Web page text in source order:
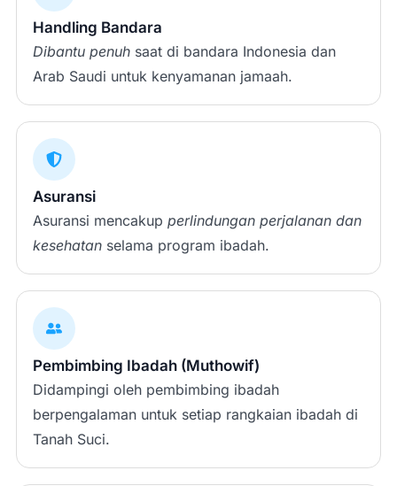
Handling Bandara
Dibantu penuh saat di bandara Indonesia dan
Arab Saudi untuk kenyamanan jamaah.
Asuransi
Asuransi mencakup perlindungan perjalanan dan
kesehatan selama program ibadah.
Pembimbing Ibadah (Muthowif)
Didampingi oleh pembimbing ibadah
berpengalaman untuk setiap rangkaian ibadah di
Tanah Suci.